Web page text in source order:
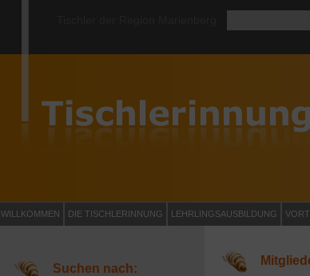
WILLKOMMEN DIE TISCHLERINNUNG LEHRLINGSAUSBILDUNG
Suchen nach: